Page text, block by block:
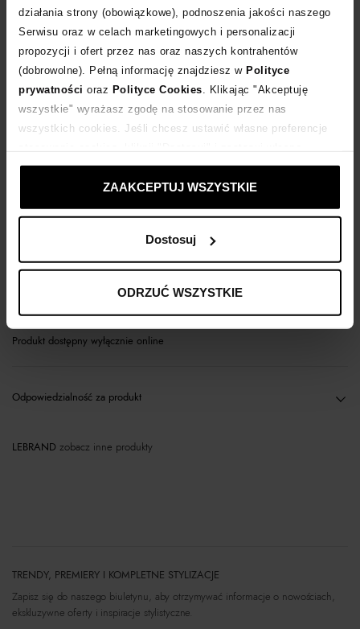
działania strony (obowiązkowe), podnoszenia jakości naszego
Serwisu oraz w celach marketingowych i personalizacji
propozycji i ofert przez nas oraz naszych kontrahentów
(dobrowolne). Pełną informację znajdziesz w Polityce
prywatności oraz Polityce Cookies . Klikając "Akceptuję
wszystkie" wyrażasz zgodę na stosowanie przez nas
wszystkich cookies. Jeśli chcesz ustawić własne preferencje
ustawienia prywatności.
ZAAKCEPTUJ WSZYSTKIE
Dostosuj
ODRZUĆ WSZYSTKIE
14 dni na zwrot towaru
+90 punktów zyskujesz w Klubie Korzyści
Kup teraz, Zapłać później!
Produkt dostępny wyłącznie online
Odpowiedzialność za produkt
LEBRAND zobacz inne produkty
TRENDY, PREMIERY I KOMPLETNE STYLIZACJE
Zapisz się do naszego biuletynu, aby otrzymywać informacje o nowościach,
ekskluzywne oferty i inspiracje stylistyczne.